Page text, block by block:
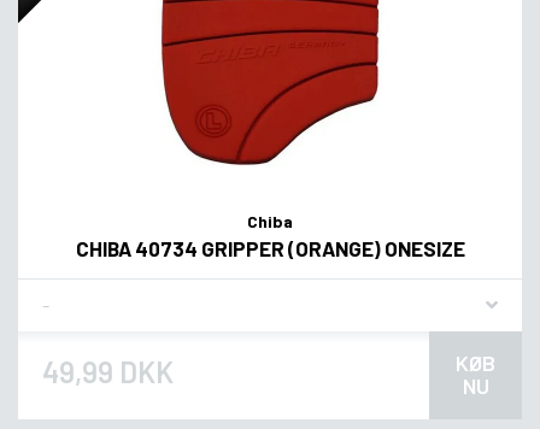
Chiba
CHIBA 40734 GRIPPER (ORANGE) ONESIZE
49,99 DKK
KØB
NU